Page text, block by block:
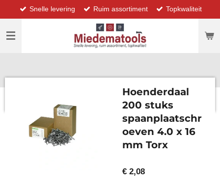
direct
naar
hoofdinhoud
Snelle levering Ruim assortiment Topkwaliteit
Hoenderdaal
200 stuks
spaanplaatschr
oeven 4.0 x 16
mm Torx
€ 2,08